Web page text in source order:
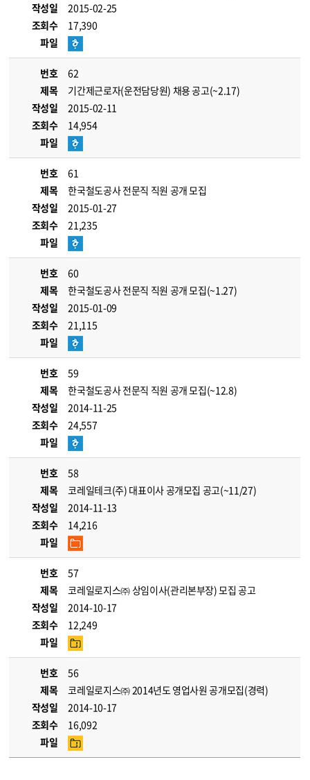
작성일
2015-02-25
조회수
17,390
파일
번호
62
제목
기간제근로자(운전담당원) 채용 공고(~2.17)
작성일
2015-02-11
조회수
14,954
파일
번호
61
제목
한국철도공사 전문직 직원 공개 모집
작성일
2015-01-27
조회수
21,235
파일
번호
60
제목
한국철도공사 전문직 직원 공개 모집(~1.27)
작성일
2015-01-09
조회수
21,115
파일
번호
59
제목
한국철도공사 전문직 직원 공개 모집(~12.8)
작성일
2014-11-25
조회수
24,557
파일
번호
58
제목
코레일테크(주) 대표이사 공개모집 공고(~11/27)
작성일
2014-11-13
조회수
14,216
파일
번호
57
제목
코레일로지스㈜ 상임이사(관리본부장) 모집 공고
작성일
2014-10-17
조회수
12,249
파일
번호
56
제목
코레일로지스㈜ 2014년도 영업사원 공개모집(경력)
작성일
2014-10-17
조회수
16,092
파일